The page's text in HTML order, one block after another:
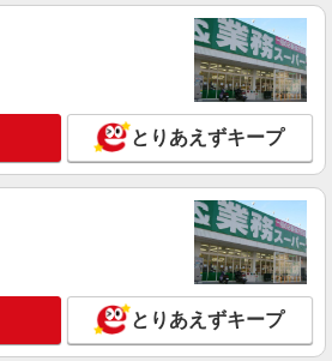
ング・仕分け・梱包
1350円＋交通費全額支給
名古屋市昭和区 ★上記以外にも多数派遣先有
詳細を見る
ア/軽作業
ゃ・玩具のピッキング、梱包
給1,750円以上（深夜手当含む）＋交通費全
5日勤務の場合） 時給1,750円×8h×22日勤
名古屋市昭和区 ★上記以外にも多数派遣先有
とりあえずキープ
とりあえずキープ